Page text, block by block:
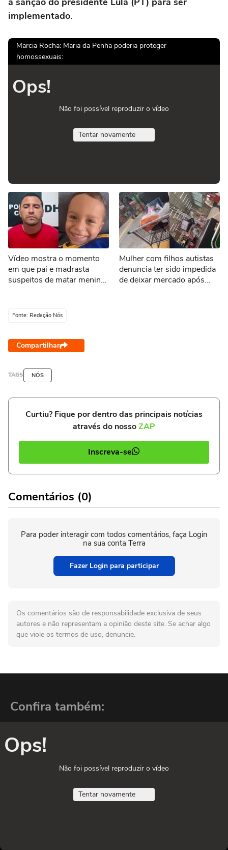
implementado.
Marcia Rocha: Maria da Penha poderia proteger
homossexuais:
Ops!
Não foi possível reproduzir o vídeo
Tentar novamente
Vídeo mostra o momento
em que pai e madrasta
suspeitos de matar menino
Mulher com filhos autistas
denuncia ter sido impedida
de deixar mercado após
Fonte: Redação Nós
Compartilhar
TAGS NÓS
Curtiu? Fique por dentro das principais notícias
através do nossoZAP
Inscreva-se
Comentários (0)
Para poder interagir com todos comentários, faça Login
na sua conta Terra
Fazer Login para participar
Os comentários são de responsabilidade exclusiva de seus
autores e não representam a opinião deste site. Se achar algo
que viole os termos de uso, denuncie.
Confira também:
Ops!
Não foi possível reproduzir o vídeo
Tentar novamente